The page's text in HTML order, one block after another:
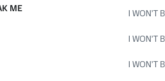
ME
I WON’T
I WON’T
I WON’T